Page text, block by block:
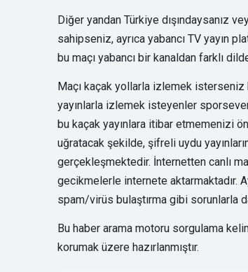
Diğer yandan Türkiye dışındaysanız
sahipseniz, ayrıca yabancı TV yayın
bu maçı yabancı bir kanaldan farklı
Maçı kaçak yollarla izlemek isterseniz
yayınlarla izlemek isteyenler
bu kaçak yayınlara itibar etmemenizi
uğratacak şekilde, şifreli uydu
gerçekleşmektedir. İnternetten canlı
gecikmelerle internete aktarmaktadır.
spam/virüs bulaştırma gibi sorunlarla
Bu haber arama motoru sorgulama
korumak üzere hazırlanmıştır.